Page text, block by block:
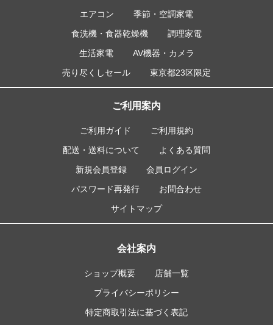
エアコン
季節・空調家電
食洗機・食器乾燥機
調理家電
生活家電
AV機器・カメラ
売り尽くしセール
東京都23区限定
ご利用案内
ご利用ガイド
ご利用規約
配送・送料について
よくある質問
新規会員登録
会員ログイン
パスワード再発行
お問合わせ
サイトマップ
会社案内
ショップ概要
店舗一覧
プライバシーポリシー
特定商取引法に基づく表記